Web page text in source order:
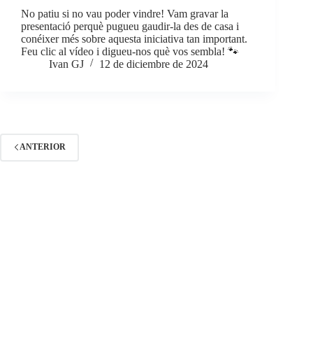
No patiu si no vau poder vindre! Vam gravar la
presentació perquè pugueu gaudir-la des de casa i
conéixer més sobre aquesta iniciativa tan important.
Feu clic al vídeo i digueu-nos què vos sembla! 🐾
Ivan GJ
12 de diciembre de 2024
ANTERIOR